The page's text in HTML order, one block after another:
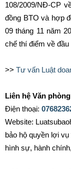
108/2009/NĐ-CP
đồng BTO và hợp
09 tháng 11 năm
chế thí điểm về
>> Tư vấn Luật
Liên hệ Văn
Điện thoại:
Website:
bảo hộ quyền lợi
hình sự, hành